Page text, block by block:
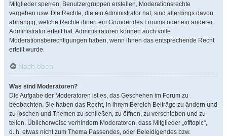
Mitglieder sperren, Benutzergruppen erstellen, Moderationsrechte
vergeben usw. Die Rechte, die ein Administrator hat, sind allerdings davon
abhängig, welche Rechte ihnen ein Gründer des Forums oder ein anderer
Administrator erteilt hat. Administratoren können auch volle
Moderationsberechtigungen haben, wenn ihnen das entsprechende Recht
erteilt wurde.
Nach oben
Was sind Moderatoren?
Die Aufgabe der Moderatoren ist es, das Geschehen im Forum zu
beobachten. Sie haben das Recht, in ihrem Bereich Beiträge zu ändern und
zu löschen und Themen zu schließen, zu öffnen, zu verschieben und zu
teilen. Üblicherweise verhindern Moderatoren, dass Mitglieder „offtopic“,
d. h. etwas nicht zum Thema Passendes, oder Beleidigendes bzw.